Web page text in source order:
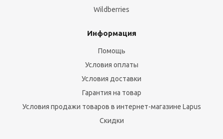
Wildberries
Информация
Помощь
Условия оплаты
Условия доставки
Гарантия на товар
Условия продажи товаров в интернет-магазине Lapus
Скидки